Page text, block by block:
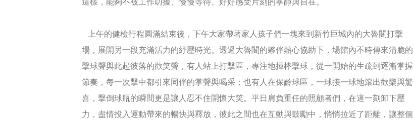
這樣，能夠不被工作叨擾、慢慢等待、好好感受片刻的寧靜與自在。
上午的健檢行程圓滿結束後，下午大家帶著家人孩子們一塊來到新竹巨城內的大魯閣打擊
場，展開另一段充滿活力的紓壓時光。透過大魯閣的夥伴熱心協助下，場館內不時傳來清脆的
擊球聲與此起彼落的歡笑聲，有人站上打擊區，專注地揮棒擊球，從一開始的生疏到逐漸掌握
節奏，每一次擊中都引來同伴的掌聲與喝采；也有人在保齡球區，一球接一球地滾出歡樂與驚
喜，擊倒球瓶的瞬間更是讓人忍不住開懷大笑。平日肩負重任的照顧者們，在這一刻卸下壓
力，盡情投入運動帶來的暢快與釋放，彼此之間也在互動與鼓勵中，悄悄拉近了距離，讓整個